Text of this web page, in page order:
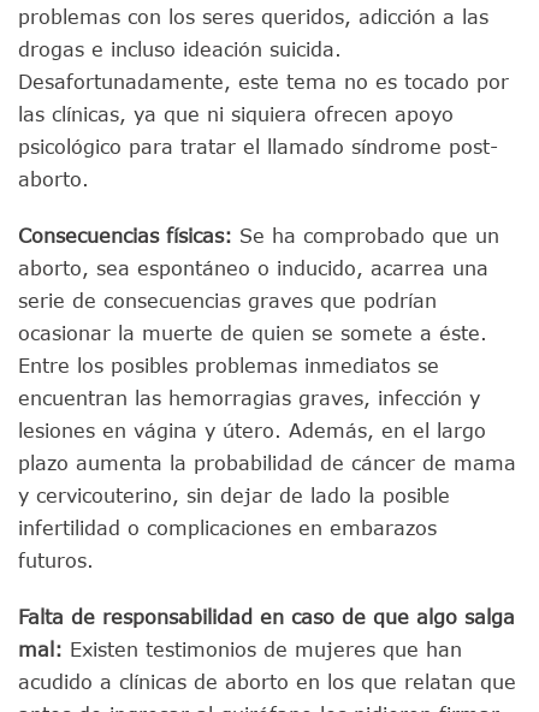
problemas con los seres queridos, adicción a las
drogas e incluso ideación suicida.
Desafortunadamente, este tema no es tocado por
las clínicas, ya que ni siquiera ofrecen apoyo
psicológico para tratar el llamado síndrome post-
aborto.
Consecuencias físicas: Se ha comprobado que un
aborto, sea espontáneo o inducido, acarrea una
serie de consecuencias graves que podrían
ocasionar la muerte de quien se somete a éste.
Entre los posibles problemas inmediatos se
encuentran las hemorragias graves, infección y
lesiones en vágina y útero. Además, en el largo
plazo aumenta la probabilidad de cáncer de mama
y cervicouterino, sin dejar de lado la posible
infertilidad o complicaciones en embarazos
futuros.
Falta de responsabilidad en caso de que algo salga
mal: Existen testimonios de mujeres que han
acudido a clínicas de aborto en los que relatan que